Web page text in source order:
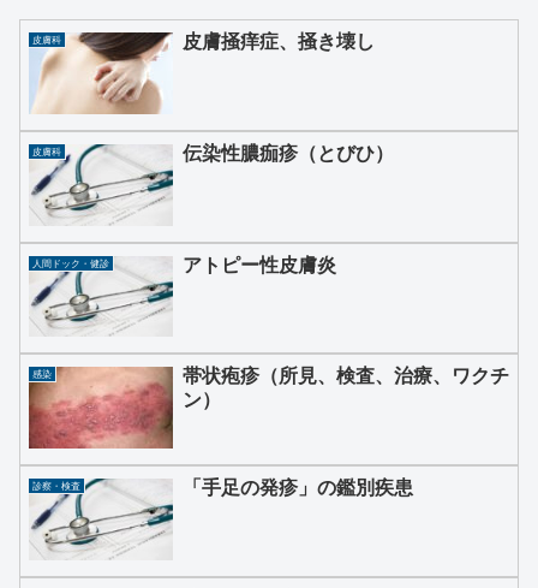
皮膚科 皮膚掻痒症、掻き壊し
皮膚科 伝染性膿痂疹（とびひ）
人間ドック・健診 アトピー性皮膚炎
感染
帯状疱疹（所見、検査、治療、ワクチ
ン）
診察・検査 「手足の発疹」の鑑別疾患